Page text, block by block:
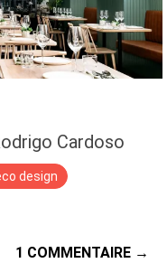
Cardoso
design
1 COMMENTAIRE →